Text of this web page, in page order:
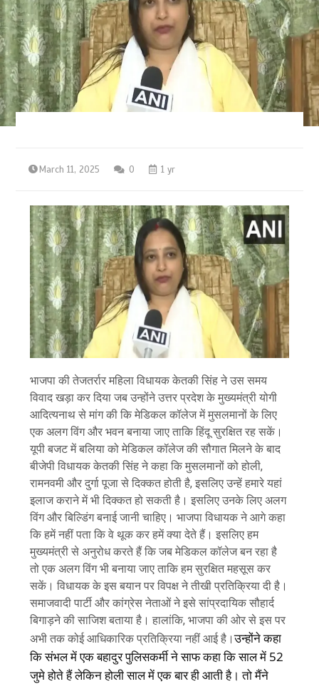
March 11, 2025 0 1 yr
भाजपा की तेजतर्रार महिला विधायक केतकी सिंह ने उस समय
विवाद खड़ा कर दिया जब उन्होंने उत्तर प्रदेश के मुख्यमंत्री योगी
आदित्यनाथ से मांग की कि मेडिकल कॉलेज में मुसलमानों के लिए
एक अलग विंग और भवन बनाया जाए ताकि हिंदू सुरक्षित रह सकें।
यूपी बजट में बलिया को मेडिकल कॉलेज की सौगात मिलने के बाद
बीजेपी विधायक केतकी सिंह ने कहा कि मुसलमानों को होली,
रामनवमी और दुर्गा पूजा से दिक्कत होती है, इसलिए उन्हें हमारे यहां
इलाज कराने में भी दिक्कत हो सकती है। इसलिए उनके लिए अलग
विंग और बिल्डिंग बनाई जानी चाहिए। भाजपा विधायक ने आगे कहा
कि हमें नहीं पता कि वे थूक कर हमें क्या देते हैं। इसलिए हम
मुख्यमंत्री से अनुरोध करते हैं कि जब मेडिकल कॉलेज बन रहा है
तो एक अलग विंग भी बनाया जाए ताकि हम सुरक्षित महसूस कर
सकें। विधायक के इस बयान पर विपक्ष ने तीखी प्रतिक्रिया दी है।
समाजवादी पार्टी और कांग्रेस नेताओं ने इसे सांप्रदायिक सौहार्द
बिगाड़ने की साजिश बताया है। हालांकि, भाजपा की ओर से इस पर
अभी तक कोई आधिकारिक प्रतिक्रिया नहीं आई है।उन्होंने कहा
कि संभल में एक बहादुर पुलिसकर्मी ने साफ कहा कि साल में 52
जुमे होते हैं लेकिन होली साल में एक बार ही आती है। तो मैंने